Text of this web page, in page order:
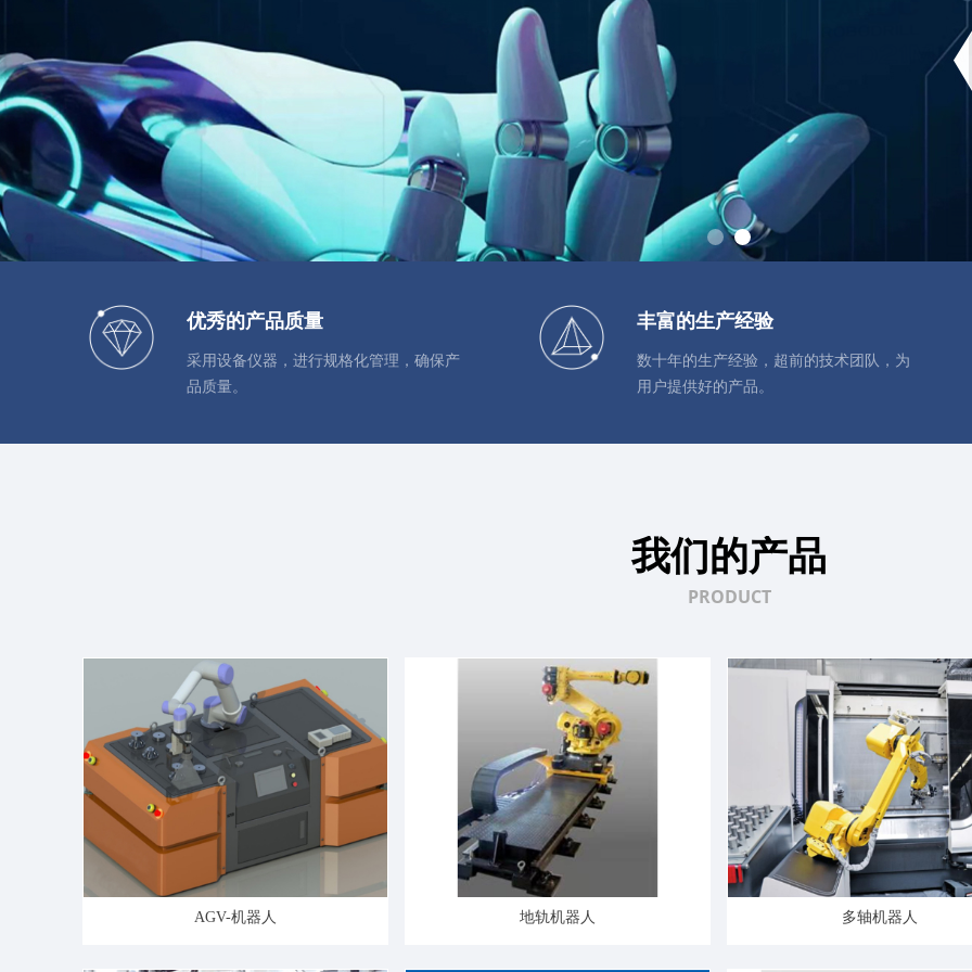
优秀的产品质量
采用设备仪器，进行规格化管理，确保产
品质量。
丰富的生产经验
数十年的生产经验，超前的技术团队，为
用户提供好的产品。
我们的产品
PRODUCT
AGV-机器人 地轨机器人 多轴机器人